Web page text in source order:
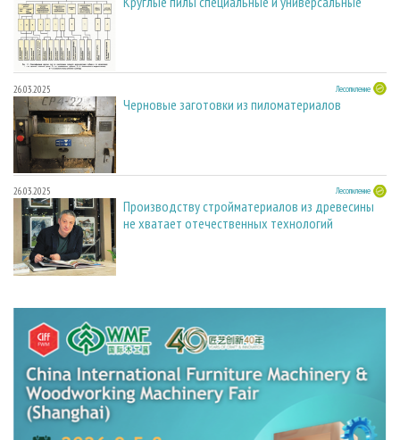
26.03.2025 Лесопиление
Черновые заготовки из пиломатериалов
26.03.2025 Лесопиление
Производству стройматериалов из древесины
не хватает отечественных технологий